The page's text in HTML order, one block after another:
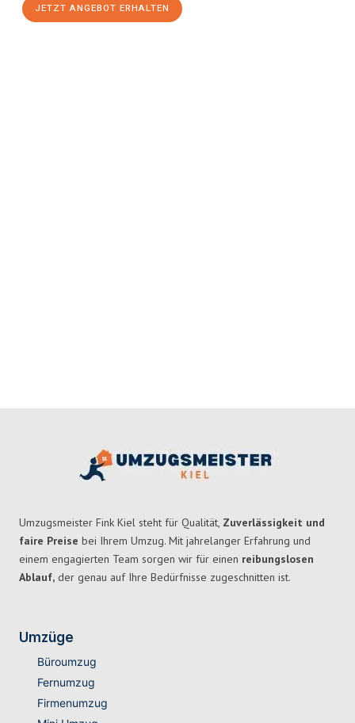
JETZT ANGEBOT ERHALTEN
Umzugsmeister Fink Kiel steht für Qualität, Zuverlässigkeit und
faire Preise bei Ihrem Umzug. Mit jahrelanger Erfahrung und
einem engagierten Team sorgen wir für einen reibungslosen
Ablauf, der genau auf Ihre Bedürfnisse zugeschnitten ist.
Umzüge
Büroumzug
Fernumzug
Firmenumzug